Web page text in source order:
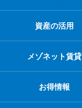
資産の活用
メゾネット賃貸
お得情報